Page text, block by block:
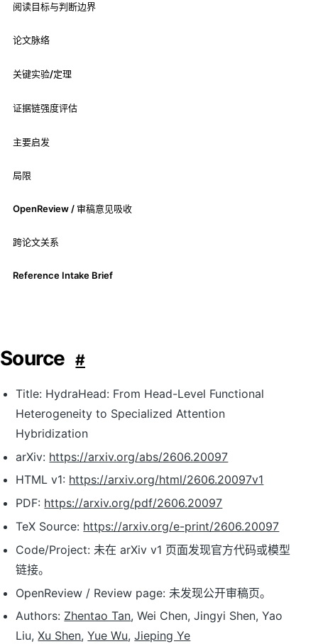
阅读目标与判断边界
论文脉络
关键实验/定理
证据链强度评估
主要启发
局限
OpenReview / 审稿意见吸收
跨论文关系
Reference Intake Brief
Source #
Title: HydraHead: From Head-Level Functional
Heterogeneity to Specialized Attention
Hybridization
arXiv: https://arxiv.org/abs/2606.20097
HTML v1: https://arxiv.org/html/2606.20097v1
PDF: https://arxiv.org/pdf/2606.20097
TeX Source: https://arxiv.org/e-print/2606.20097
Code/Project: 未在 arXiv v1 页面发现官方代码或模型
链接。
OpenReview / Review page: 未发现公开审稿页。
Authors: Zhentao Tan, Wei Chen, Jingyi Shen, Yao
Liu,Xu Shen,Yue Wu,Jieping Ye